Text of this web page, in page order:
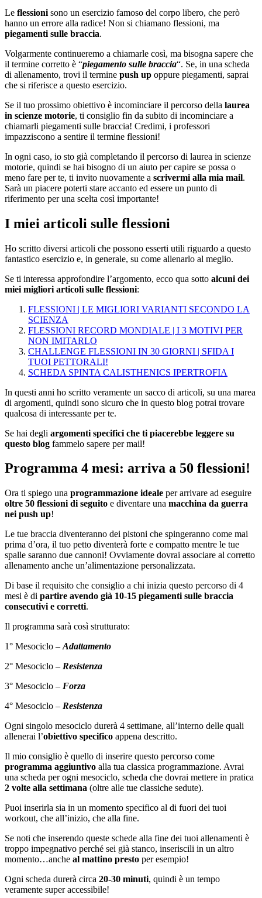
Le flessioni sono un esercizio famoso del corpo libero, che però
hanno un errore alla radice! Non si chiamano flessioni, ma
piegamenti sulle braccia.
Volgarmente continueremo a chiamarle così, ma bisogna sapere che
il termine corretto è “piegamento sulle braccia“. Se, in una scheda
di allenamento, trovi il termine push up oppure piegamenti, saprai
che si riferisce a questo esercizio.
Se il tuo prossimo obiettivo è incominciare il percorso della laurea
in scienze motorie, ti consiglio fin da subito di incominciare a
chiamarli piegamenti sulle braccia! Credimi, i professori
impazziscono a sentire il termine flessioni!
In ogni caso, io sto già completando il percorso di laurea in scienze
motorie, quindi se hai bisogno di un aiuto per capire se possa o
meno fare per te, ti invito nuovamente a scrivermi alla mia mail.
Sarà un piacere poterti stare accanto ed essere un punto di
riferimento per una scelta così importante!
I miei articoli sulle flessioni
Ho scritto diversi articoli che possono esserti utili riguardo a questo
fantastico esercizio e, in generale, su come allenarlo al meglio.
Se ti interessa approfondire l’argomento, ecco qua sotto alcuni dei
miei migliori articoli sulle flessioni:
FLESSIONI | LE MIGLIORI VARIANTI SECONDO LA
SCIENZA
FLESSIONI RECORD MONDIALE | I 3 MOTIVI PER
NON IMITARLO
CHALLENGE FLESSIONI IN 30 GIORNI | SFIDA I
TUOI PETTORALI!
SCHEDA SPINTA CALISTHENICS IPERTROFIA
In questi anni ho scritto veramente un sacco di articoli, su una marea
di argomenti, quindi sono sicuro che in questo blog potrai trovare
qualcosa di interessante per te.
Se hai degli argomenti specifici che ti piacerebbe leggere su
questo blog fammelo sapere per mail!
Programma 4 mesi: arriva a 50 flessioni!
Ora ti spiego una programmazione ideale per arrivare ad eseguire
oltre 50 flessioni di seguito e diventare una macchina da guerra
nei push up!
Le tue braccia diventeranno dei pistoni che spingeranno come mai
prima d’ora, il tuo petto diventerà forte e compatto mentre le tue
spalle saranno due cannoni! Ovviamente dovrai associare al corretto
allenamento anche un’alimentazione personalizzata.
Di base il requisito che consiglio a chi inizia questo percorso di 4
mesi è di partire avendo già 10-15 piegamenti sulle braccia
consecutivi e corretti.
Il programma sarà così strutturato:
1° Mesociclo – Adattamento
2° Mesociclo – Resistenza
3° Mesociclo – Forza
4° Mesociclo – Resistenza
Ogni singolo mesociclo durerà 4 settimane, all’interno delle quali
allenerai l’obiettivo specifico appena descritto.
Il mio consiglio è quello di inserire questo percorso come
programma aggiuntivo alla tua classica programmazione. Avrai
una scheda per ogni mesociclo, scheda che dovrai mettere in pratica
2 volte alla settimana (oltre alle tue classiche sedute).
Puoi inserirla sia in un momento specifico al di fuori dei tuoi
workout, che all’inizio, che alla fine.
Se noti che inserendo queste schede alla fine dei tuoi allenamenti è
troppo impegnativo perché sei già stanco, inseriscili in un altro
momento…anche al mattino presto per esempio!
Ogni scheda durerà circa 20-30 minuti, quindi è un tempo
veramente super accessibile!